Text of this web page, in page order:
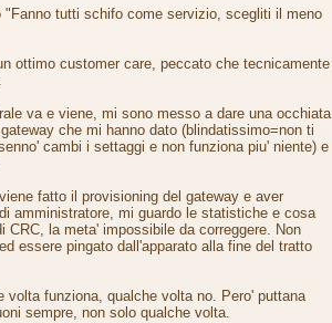
"Fanno tutti schifo come servizio, scegliti il meno
ottimo customer care, peccato che tecnicamente
va e viene, mi sono messo a dare una occhiata
che mi hanno dato (blindatissimo=non ti
cambi i settaggi e non funziona piu' niente) e
fatto il provisioning del gateway e aver
amministratore, mi guardo le statistiche e cosa
CRC, la meta' impossibile da correggere. Non
essere pingato dall'apparato alla fine del tratto
volta funziona, qualche volta no. Pero' puttana
sempre, non solo qualche volta.